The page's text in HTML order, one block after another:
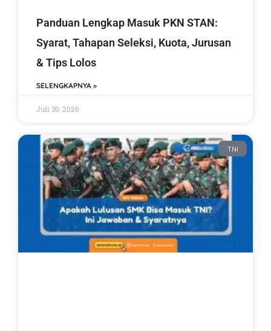
Panduan Lengkap Masuk PKN STAN:
Syarat, Tahapan Seleksi, Kuota, Jurusan
& Tips Lolos
SELENGKAPNYA »
Juli 30, 2026
TNI